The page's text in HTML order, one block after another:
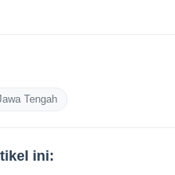
Tengah
ini: